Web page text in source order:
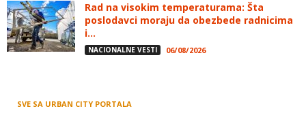
Rad na visokim temperaturama: Šta
poslodavci moraju da obezbede radnicima
i...
NACIONALNE VESTI 06/08/2026
SVE SA URBAN CITY PORTALA